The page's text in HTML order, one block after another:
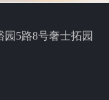
5路8号奢士拓园